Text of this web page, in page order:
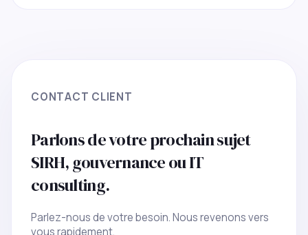
CONTACT CLIENT
Parlons de votre prochain sujet
SIRH, gouvernance ou IT
consulting.
Parlez-nous de votre besoin. Nous revenons vers
vous rapidement.